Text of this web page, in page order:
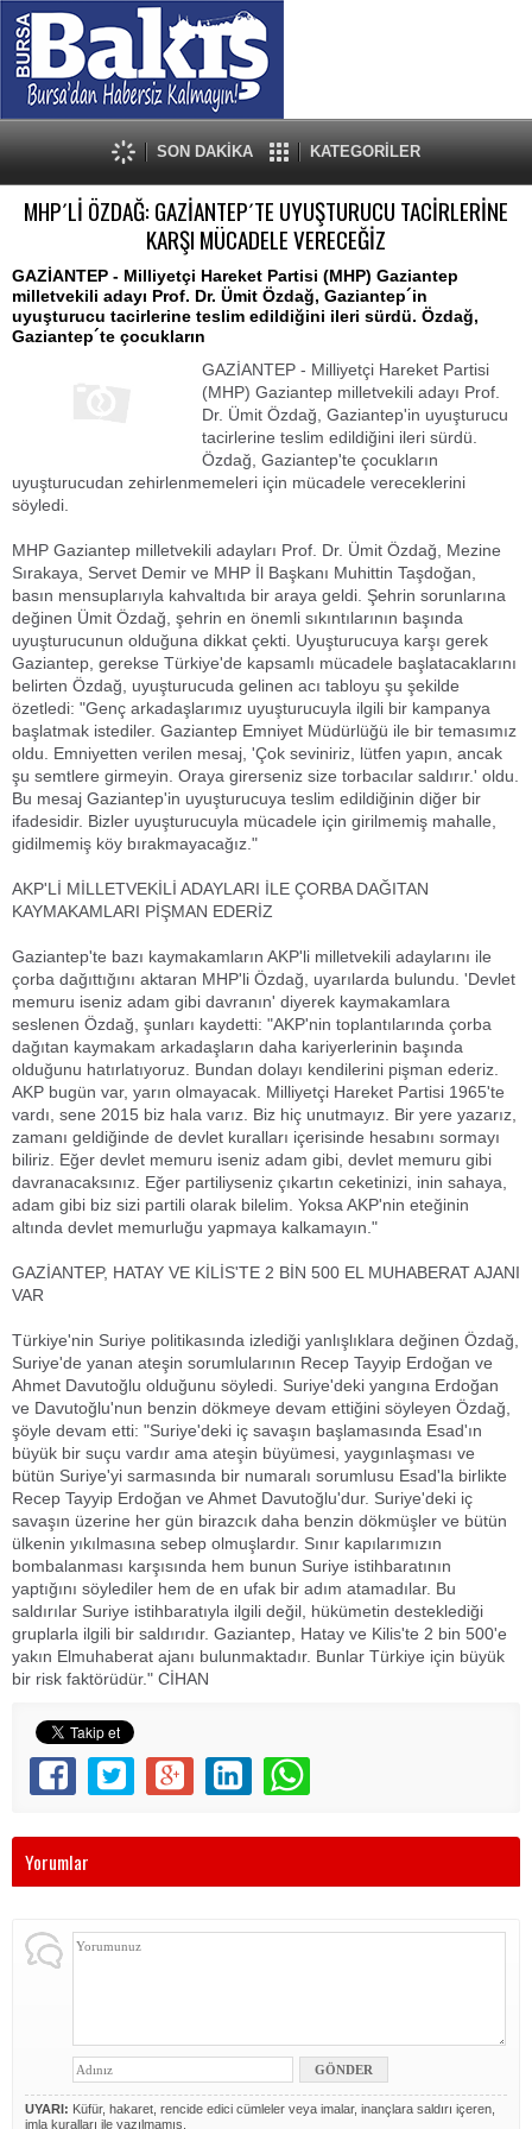
SON DAKİKA KATEGORİLER
MHP´Lİ ÖZDAĞ: GAZİANTEP´TE UYUŞTURUCU TACİRLERİNE
KARŞI MÜCADELE VERECEĞİZ
GAZİANTEP - Milliyetçi Hareket Partisi (MHP) Gaziantep
milletvekili adayı Prof. Dr. Ümit Özdağ, Gaziantep´in
uyuşturucu tacirlerine teslim edildiğini ileri sürdü. Özdağ,
Gaziantep´te çocukların
GAZİANTEP - Milliyetçi Hareket Partisi
(MHP) Gaziantep milletvekili adayı Prof.
Dr. Ümit Özdağ, Gaziantep'in uyuşturucu
tacirlerine teslim edildiğini ileri sürdü.
Özdağ, Gaziantep'te çocukların
uyuşturucudan zehirlenmemeleri için mücadele vereceklerini
söyledi.
MHP Gaziantep milletvekili adayları Prof. Dr. Ümit Özdağ, Mezine
Sırakaya, Servet Demir ve MHP İl Başkanı Muhittin Taşdoğan,
basın mensuplarıyla kahvaltıda bir araya geldi. Şehrin sorunlarına
değinen Ümit Özdağ, şehrin en önemli sıkıntılarının başında
uyuşturucunun olduğuna dikkat çekti. Uyuşturucuya karşı gerek
Gaziantep, gerekse Türkiye'de kapsamlı mücadele başlatacaklarını
belirten Özdağ, uyuşturucuda gelinen acı tabloyu şu şekilde
özetledi: "Genç arkadaşlarımız uyuşturucuyla ilgili bir kampanya
başlatmak istediler. Gaziantep Emniyet Müdürlüğü ile bir temasımız
oldu. Emniyetten verilen mesaj, 'Çok seviniriz, lütfen yapın, ancak
şu semtlere girmeyin. Oraya girerseniz size torbacılar saldırır.' oldu.
Bu mesaj Gaziantep'in uyuşturucuya teslim edildiğinin diğer bir
ifadesidir. Bizler uyuşturucuyla mücadele için girilmemiş mahalle,
gidilmemiş köy bırakmayacağız."
AKP'Lİ MİLLETVEKİLİ ADAYLARI İLE ÇORBA DAĞITAN
KAYMAKAMLARI PİŞMAN EDERİZ
Gaziantep'te bazı kaymakamların AKP'li milletvekili adaylarını ile
çorba dağıttığını aktaran MHP'li Özdağ, uyarılarda bulundu. 'Devlet
memuru iseniz adam gibi davranın' diyerek kaymakamlara
seslenen Özdağ, şunları kaydetti: "AKP'nin toplantılarında çorba
dağıtan kaymakam arkadaşların daha kariyerlerinin başında
olduğunu hatırlatıyoruz. Bundan dolayı kendilerini pişman ederiz.
AKP bugün var, yarın olmayacak. Milliyetçi Hareket Partisi 1965'te
vardı, sene 2015 biz hala varız. Biz hiç unutmayız. Bir yere yazarız,
zamanı geldiğinde de devlet kuralları içerisinde hesabını sormayı
biliriz. Eğer devlet memuru iseniz adam gibi, devlet memuru gibi
davranacaksınız. Eğer partiliyseniz çıkartın ceketinizi, inin sahaya,
adam gibi biz sizi partili olarak bilelim. Yoksa AKP'nin eteğinin
altında devlet memurluğu yapmaya kalkamayın."
GAZİANTEP, HATAY VE KİLİS'TE 2 BİN 500 EL MUHABERAT AJANI
VAR
Türkiye'nin Suriye politikasında izlediği yanlışlıklara değinen Özdağ,
Suriye'de yanan ateşin sorumlularının Recep Tayyip Erdoğan ve
Ahmet Davutoğlu olduğunu söyledi. Suriye'deki yangına Erdoğan
ve Davutoğlu'nun benzin dökmeye devam ettiğini söyleyen Özdağ,
şöyle devam etti: "Suriye'deki iç savaşın başlamasında Esad'ın
büyük bir suçu vardır ama ateşin büyümesi, yaygınlaşması ve
bütün Suriye'yi sarmasında bir numaralı sorumlusu Esad'la birlikte
Recep Tayyip Erdoğan ve Ahmet Davutoğlu'dur. Suriye'deki iç
savaşın üzerine her gün birazcık daha benzin dökmüşler ve bütün
ülkenin yıkılmasına sebep olmuşlardır. Sınır kapılarımızın
bombalanması karşısında hem bunun Suriye istihbaratının
yaptığını söylediler hem de en ufak bir adım atamadılar. Bu
saldırılar Suriye istihbaratıyla ilgili değil, hükümetin desteklediği
gruplarla ilgili bir saldırıdır. Gaziantep, Hatay ve Kilis'te 2 bin 500'e
yakın Elmuhaberat ajanı bulunmaktadır. Bunlar Türkiye için büyük
bir risk faktörüdür." CİHAN
Yorumlar
UYARI: Küfür, hakaret, rencide edici cümleler veya imalar, inançlara saldırı içeren,
imla kuralları ile yazılmamış,